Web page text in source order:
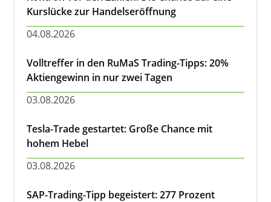
Kurslücke zur Handelseröffnung
04.08.2026
Volltreffer in den RuMaS Trading-Tipps: 20%
Aktiengewinn in nur zwei Tagen
03.08.2026
Tesla-Trade gestartet: Große Chance mit
hohem Hebel
03.08.2026
SAP-Trading-Tipp begeistert: 277 Prozent